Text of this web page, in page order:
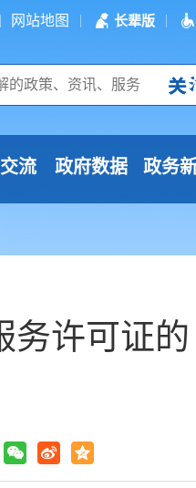
网站地图 长辈版
流 政府数据 政务
务许可证的